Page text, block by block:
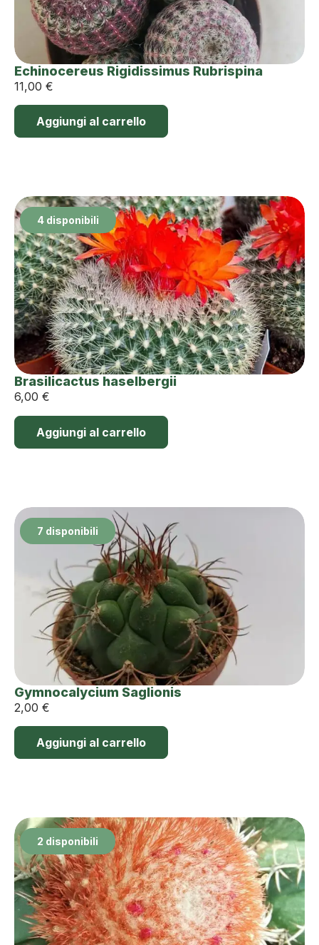
Echinocereus Rigidissimus Rubrispina
11,00 €
Aggiungi al carrello
4 disponibili
Brasilicactus haselbergii
6,00 €
Aggiungi al carrello
7 disponibili
Gymnocalycium Saglionis
2,00 €
Aggiungi al carrello
2 disponibili